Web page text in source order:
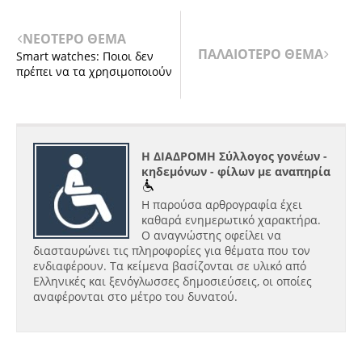
ΝΕΟΤΕΡΟ ΘΕΜΑ
Smart watches: Ποιοι δεν
πρέπει να τα χρησιμοποιούν
ΠΑΛΑΙΟΤΕΡΟ ΘΕΜΑ
Η ΔΙΑΔΡΟΜΗ Σύλλογος γονέων -
κηδεμόνων - φίλων με αναπηρία
Η παρούσα αρθρογραφία έχει
καθαρά ενημερωτικό χαρακτήρα.
Ο αναγνώστης οφείλει να
διασταυρώνει τις πληροφορίες για θέματα που τον
ενδιαφέρουν. Τα κείμενα βασίζονται σε υλικό από
Ελληνικές και ξενόγλωσσες δημοσιεύσεις, οι οποίες
αναφέρονται στο μέτρο του δυνατού.